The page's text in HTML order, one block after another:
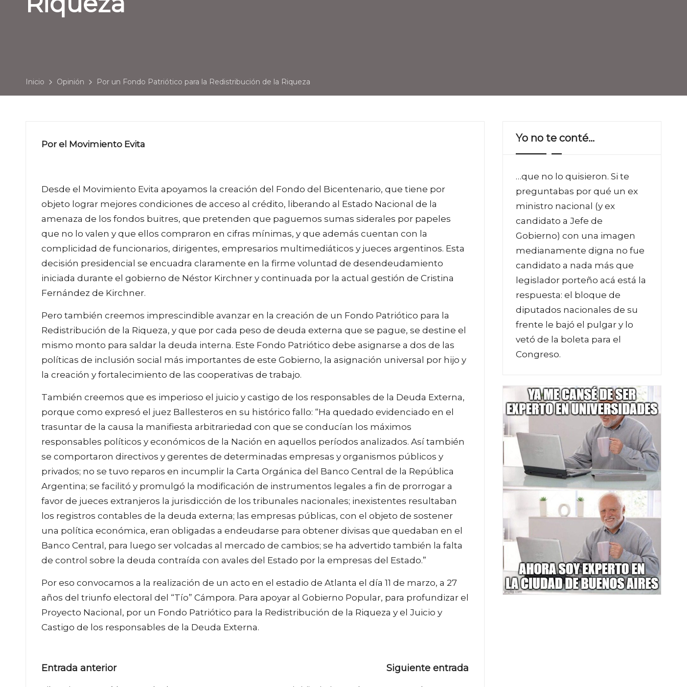
Inicio Opinión Por un Fondo Patriótico para la Redistribución de la Riqueza
Por el Movimiento Evita
Desde el Movimiento Evita apoyamos la creación del Fondo del Bicentenario, que tiene por
objeto lograr mejores condiciones de acceso al crédito, liberando al Estado Nacional de la
amenaza de los fondos buitres, que pretenden que paguemos sumas siderales por papeles
que no lo valen y que ellos compraron en cifras mínimas, y que además cuentan con la
complicidad de funcionarios, dirigentes, empresarios multimediáticos y jueces argentinos. Esta
decisión presidencial se encuadra claramente en la firme voluntad de desendeudamiento
iniciada durante el gobierno de Néstor Kirchner y continuada por la actual gestión de Cristina
Fernández de Kirchner.
Pero también creemos imprescindible avanzar en la creación de un Fondo Patriótico para la
Redistribución de la Riqueza, y que por cada peso de deuda externa que se pague, se destine el
mismo monto para saldar la deuda interna. Este Fondo Patriótico debe asignarse a dos de las
políticas de inclusión social más importantes de este Gobierno, la asignación universal por hijo y
la creación y fortalecimiento de las cooperativas de trabajo.
También creemos que es imperioso el juicio y castigo de los responsables de la Deuda Externa,
porque como expresó el juez Ballesteros en su histórico fallo: “Ha quedado evidenciado en el
trasuntar de la causa la manifiesta arbitrariedad con que se conducían los máximos
responsables políticos y económicos de la Nación en aquellos períodos analizados. Así también
se comportaron directivos y gerentes de determinadas empresas y organismos públicos y
privados; no se tuvo reparos en incumplir la Carta Orgánica del Banco Central de la República
Argentina; se facilitó y promulgó la modificación de instrumentos legales a fin de prorrogar a
favor de jueces extranjeros la jurisdicción de los tribunales nacionales; inexistentes resultaban
los registros contables de la deuda externa; las empresas públicas, con el objeto de sostener
una política económica, eran obligadas a endeudarse para obtener divisas que quedaban en el
Banco Central, para luego ser volcadas al mercado de cambios; se ha advertido también la falta
de control sobre la deuda contraída con avales del Estado por la empresas del Estado.”
Por eso convocamos a la realización de un acto en el estadio de Atlanta el día 11 de marzo, a 27
años del triunfo electoral del “Tío” Cámpora. Para apoyar al Gobierno Popular, para profundizar el
Proyecto Nacional, por un Fondo Patriótico para la Redistribución de la Riqueza y el Juicio y
Castigo de los responsables de la Deuda Externa.
Navegación
Entrada anterior Siguiente entrada
Yo no te conté…
…que no lo quisieron. Si te
preguntabas por qué un ex
ministro nacional (y ex
candidato a Jefe de
Gobierno) con una imagen
medianamente digna no fue
candidato a nada más que
legislador porteño acá está la
respuesta: el bloque de
diputados nacionales de su
frente le bajó el pulgar y lo
vetó de la boleta para el
Congreso.